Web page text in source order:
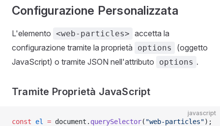
Configurazione Personalizzata
L'elemento <web-particles> accetta la
configurazione tramite la proprietà
options
(oggetto
JavaScript) o tramite JSON nell'attributo
options .
Tramite Proprietà JavaScript
javascript
const el = document. querySelector( "web-particles");